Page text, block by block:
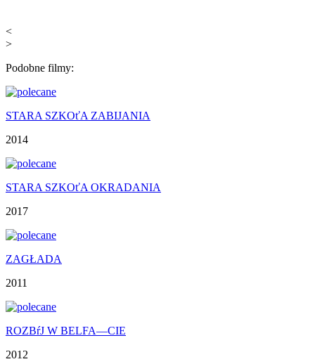
<
>
Podobne filmy:
STARA SZKOťA ZABIJANIA
2014
STARA SZKOťA OKRADANIA
2017
ZAGŁADA
2011
ROZBŕJ W BELFA—CIE
2012